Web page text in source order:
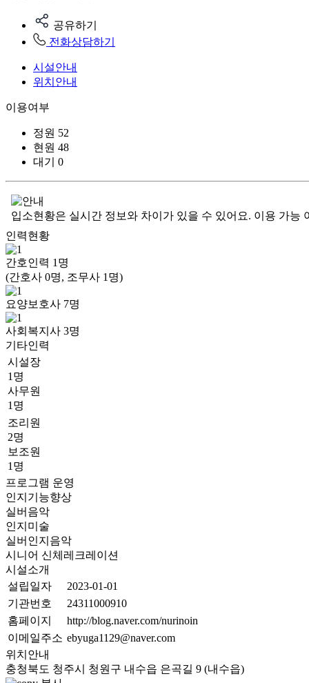
공유하기
전화상담하기
시설안내
위치안내
이용여부
정원 52
현원 48
대기
0
입소현황은 실시간 정보와 차이가 있을 수 있어요. 이용 가능
인력현황
간호인력 1 명
(간호사 0명, 조무사 1명)
요양보호사 7명
사회복지사 3명
기타인력
시설장
1명
사무원
1명
조리원
2명
보조원
1명
프로그램 운영
인지기능향상
실버음악
인지미술
실버인지음악
시니어 신체레크레이션
시설소개
설립일자
2023-01-01
기관번호
24311000910
홈페이지
http://blog.naver.com/nurinoin
이메일주소 ebyuga1129@naver.com
위치안내
충청북도 청주시 청원구 내수읍 은곡길 9 (내수읍)